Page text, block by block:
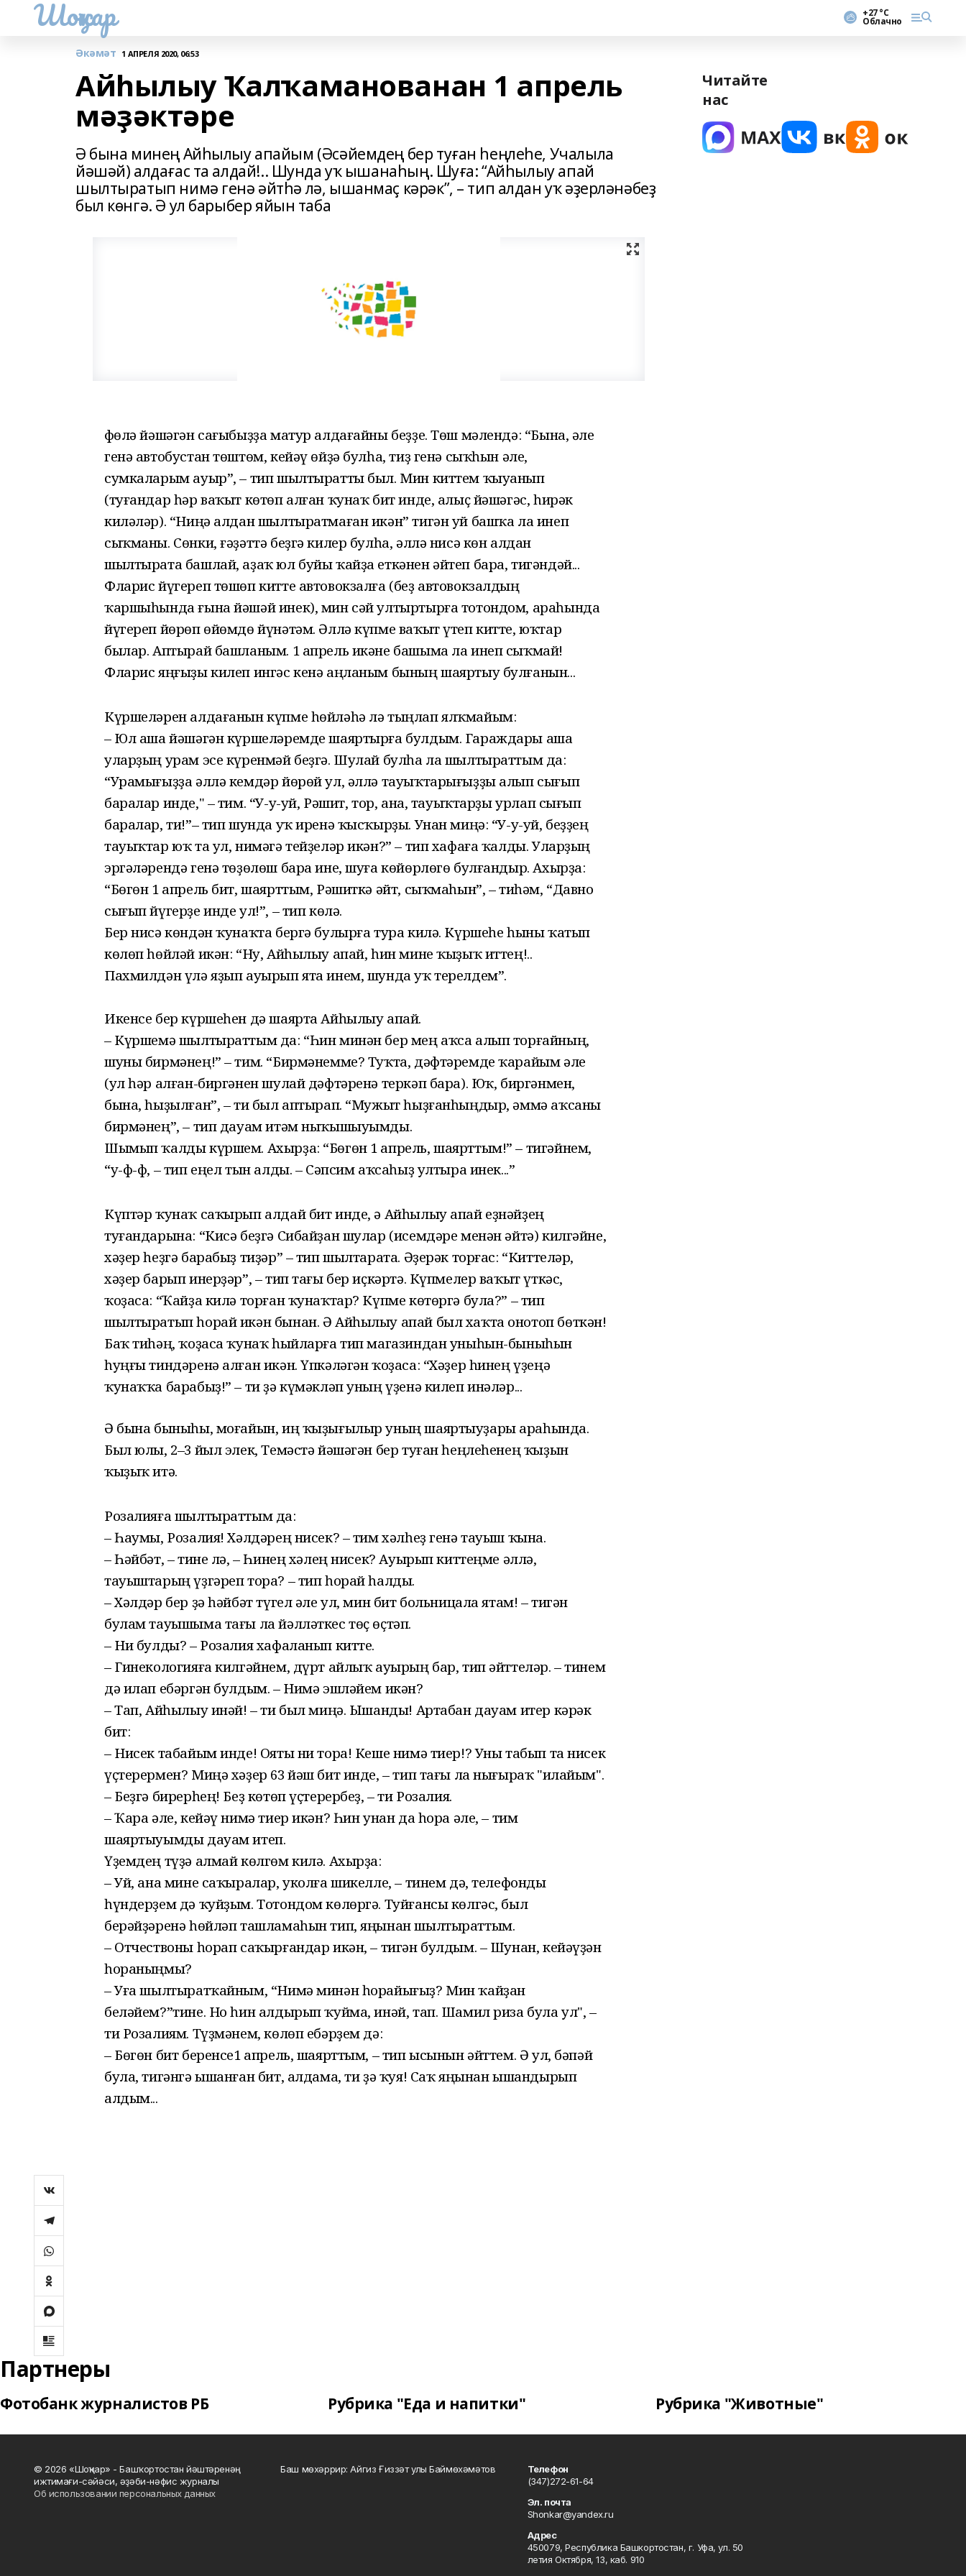
Шоңҡар +27 °С
Облачно
Әкәмәт 1 АПРЕЛЯ 2020, 06:53
Айһылыу Ҡалҡаманованан 1 апрель
мәҙәктәре
Ә бына минең Айһылыу апайым (Әсәйемдең бер туған һеңлеһе, Учалыла
йәшәй) алдағас та алдай!.. Шунда уҡ ышанаһың. Шуға: “Айһылыу апай
шылтыратып нимә генә әйтһә лә, ышанмаҫ кәрәк”, – тип алдан уҡ әҙерләнәбеҙ
был көнгә. Ә ул барыбер яйын таба
Өфөлә йәшәгән сағыбыҙҙа матур алдағайны беҙҙе. Төш мәлендә: “Бына, әле
генә автобустан төштөм, кейәү өйҙә булһа, тиҙ генә сыҡһын әле,
сумкаларым ауыр”, – тип шылтыратты был. Мин киттем ҡыуанып
(туғандар һәр ваҡыт көтөп алған ҡунаҡ бит инде, алыҫ йәшәгәс, һирәк
киләләр). “Ниңә алдан шылтыратмаған икән” тигән уй башҡа ла инеп
сыҡманы. Сөнки, ғәҙәттә беҙгә килер булһа, әллә нисә көн алдан
шылтырата башлай, аҙаҡ юл буйы ҡайҙа еткәнен әйтеп бара, тигәндәй...
Фларис йүгереп төшөп китте автовокзалға (беҙ автовокзалдың
ҡаршыһында ғына йәшәй инек), мин сәй ултыртырға тотондом, араһында
йүгереп йөрөп өйөмдө йүнәтәм. Әллә күпме ваҡыт үтеп китте, юҡтар
былар. Аптырай башланым. 1 апрель икәне башыма ла инеп сыҡмай!
Фларис яңғыҙы килеп ингәс кенә аңланым бының шаяртыу булғанын...
Күршеләрен алдағанын күпме һөйләһә лә тыңлап ялҡмайым:
– Юл аша йәшәгән күршеләремде шаяртырға булдым. Гараждары аша
уларҙың урам эсе күренмәй беҙгә. Шулай булһа ла шылтыраттым да:
“Урамығыҙҙа әллә кемдәр йөрөй ул, әллә тауыҡтарығыҙҙы алып сығып
баралар инде," – тим. “У-у-уй, Рәшит, тор, ана, тауыҡтарҙы урлап сығып
баралар, ти!”– тип шунда уҡ иренә ҡысҡырҙы. Унан миңә: “У-у-уй, беҙҙең
тауыҡтар юҡ та ул, нимәгә тейҙеләр икән?” – тип хафаға ҡалды. Уларҙың
эргәләрендә генә төҙөлөш бара ине, шуға көйөрлөгө булғандыр. Ахырҙа:
“Бөгөн 1 апрель бит, шаярттым, Рәшиткә әйт, сыҡмаһын”, – тиһәм, “Давно
сығып йүгерҙе инде ул!”, – тип көлә.
Бер нисә көндән ҡунаҡта бергә булырға тура килә. Күршеһе һыны ҡатып
көлөп һөйләй икән: “Ну, Айһылыу апай, һин мине ҡыҙыҡ иттең!..
Пахмилдән үлә яҙып ауырып ята инем, шунда уҡ терелдем”.
Икенсе бер күршеһен дә шаярта Айһылыу апай.
– Күршемә шылтыраттым да: “Һин минән бер мең аҡса алып торғайның,
шуны бирмәнең!” – тим. “Бирмәнемме? Туҡта, дәфтәремде ҡарайым әле
(ул һәр алған-биргәнен шулай дәфтәренә теркәп бара). Юҡ, биргәнмен,
бына, һыҙылған”, – ти был аптырап. “Мужыт һыҙғанһыңдыр, әммә аҡсаны
бирмәнең”, – тип дауам итәм ныҡышыуымды.
Шымып ҡалды күршем. Ахырҙа: “Бөгөн 1 апрель, шаярттым!” – тигәйнем,
“у-ф-ф, – тип еңел тын алды. – Сәпсим аҡсаһыҙ ултыра инек...”
Күптәр ҡунаҡ саҡырып алдай бит инде, ә Айһылыу апай еҙнәйҙең
туғандарына: “Кисә беҙгә Сибайҙан шулар (исемдәре менән әйтә) килгәйне,
хәҙер һеҙгә барабыҙ тиҙәр” – тип шылтарата. Әҙерәк торғас: “Киттеләр,
хәҙер барып инерҙәр”, – тип тағы бер иҫкәртә. Күпмелер ваҡыт үткәс,
ҡоҙаса: “Ҡайҙа килә торған ҡунаҡтар? Күпме көтөргә була?” – тип
шылтыратып һорай икән бынан. Ә Айһылыу апай был хаҡта онотоп бөткән!
Баҡ тиһәң, ҡоҙаса ҡунаҡ һыйларға тип магазиндан уныһын-быныһын
һуңғы тиндәренә алған икән. Үпкәләгән ҡоҙаса: “Хәҙер һинең үҙеңә
ҡунаҡҡа барабыҙ!” – ти ҙә күмәкләп уның үҙенә килеп инәләр...
Ә бына быныһы, моғайын, иң ҡыҙығылыр уның шаяртыуҙары араһында.
Был юлы, 2–3 йыл элек, Темәстә йәшәгән бер туған һеңлеһенең ҡыҙын
ҡыҙыҡ итә.
Розалияға шылтыраттым да:
– Һаумы, Розалия! Хәлдәрең нисек? – тим хәлһеҙ генә тауыш ҡына.
– Һәйбәт, – тине лә, – Һинең хәлең нисек? Ауырып киттеңме әллә,
тауыштарың үҙгәреп тора? – тип һорай һалды.
– Хәлдәр бер ҙә һәйбәт түгел әле ул, мин бит больницала ятам! – тигән
булам тауышыма тағы ла йәлләткес төҫ өҫтәп.
– Ни булды? – Розалия хафаланып китте.
– Гинекологияға килгәйнем, дүрт айлыҡ ауырың бар, тип әйттеләр. – тинем
дә илап ебәргән булдым. – Нимә эшләйем икән?
– Тап, Айһылыу инәй! – ти был миңә. Ышанды! Артабан дауам итер кәрәк
бит:
– Нисек табайым инде! Ояты ни тора! Кеше нимә тиер!? Уны табып та нисек
үҫтерермен? Миңә хәҙер 63 йәш бит инде, – тип тағы ла нығыраҡ "илайым".
– Беҙгә бирерһең! Беҙ көтөп үҫтерербеҙ, – ти Розалия.
– Ҡара әле, кейәү нимә тиер икән? Һин унан да һора әле, – тим
шаяртыуымды дауам итеп.
Үҙемдең түҙә алмай көлгөм килә. Ахырҙа:
– Уй, ана мине саҡыралар, уколға шикелле, – тинем дә, телефонды
һүндерҙем дә ҡуйҙым. Тотондом көлөргә. Туйғансы көлгәс, был
берәйҙәренә һөйләп ташламаһын тип, яңынан шылтыраттым.
– Отчествоны һорап саҡырғандар икән, – тигән булдым. – Шунан, кейәүҙән
һораныңмы?
– Уға шылтыратҡайным, “Нимә минән һорайығыҙ? Мин ҡайҙан
беләйем?”тине. Но һин алдырып ҡуйма, инәй, тап. Шамил риза була ул", –
ти Розалиям. Түҙмәнем, көлөп ебәрҙем дә:
– Бөгөн бит беренсе1 апрель, шаярттым, – тип ысынын әйттем. Ә ул, бәпәй
була, тигәнгә ышанған бит, алдама, ти ҙә ҡуя! Саҡ яңынан ышандырып
алдым...
Читайте
нас
Партнеры
Фотобанк журналистов РБ Рубрика "Еда и напитки" Рубрика "Животные"
© 2026 «Шоңҡар» - Башҡортостан йәштәренәң
ижтимағи-сәйәси, әҙәби-нәфис журналы
Об использовании персональных данных
Баш мөхәррир: Айгиз Ғиззәт улы Баймөхәмәтов
Телефон
(347)272-61-64
Эл. почта
Shonkar@yandex.ru
Адрес
450079, Республика Башкортостан, г. Уфа, ул. 50
летия Октября, 13, каб. 910